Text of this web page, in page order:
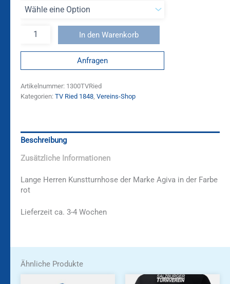
In den Warenkorb
Anfragen
Artikelnummer: 1300TVRied
Kategorien: TV Ried 1848 Vereins-Shop
Beschreibung
Zusätzliche Informationen
Lange Herren Kunstturnhose der Marke Agiva in der Farbe
rot
Lieferzeit ca. 3-4 Wochen
Ähnliche Produkte
Dieses